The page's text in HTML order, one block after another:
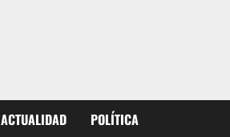
ACTUALIDAD POLÍTICA